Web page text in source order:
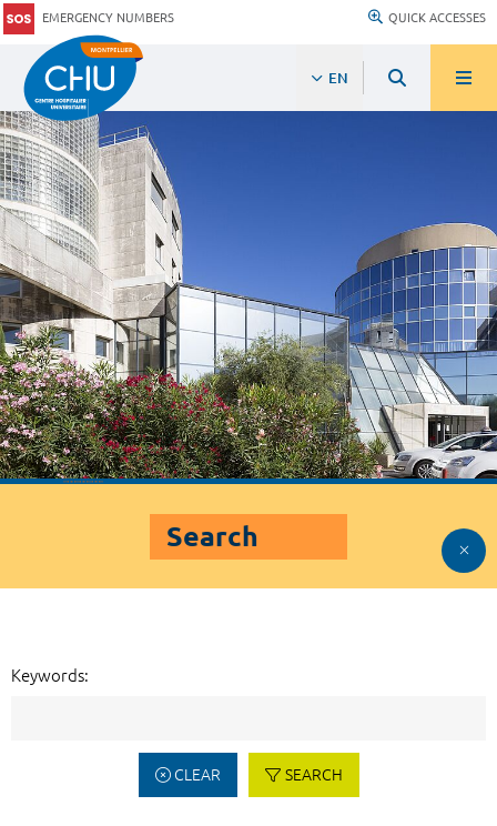
EMERGENCY NUMBERS QUICK ACCESSES
EN
Search
Keywords:
CLEAR SEARCH